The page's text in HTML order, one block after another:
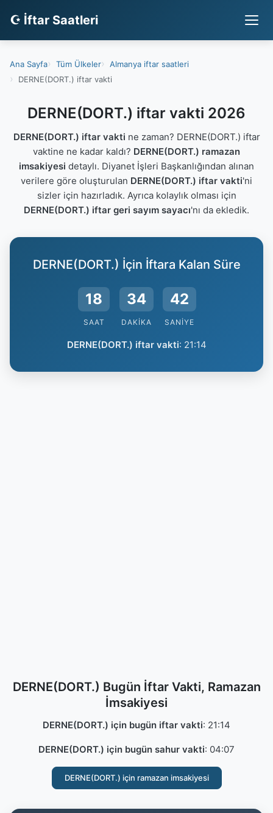
☪ İftar Saatleri
Ana Sayfa Tüm Ülkeler
Almanya iftar saatleri
DERNE(DORT.) iftar vakti
DERNE(DORT.) iftar vakti 2026
DERNE(DORT.) iftar vakti ne zaman? DERNE(DORT.) iftar
vaktine ne kadar kaldı? DERNE(DORT.) ramazan
imsakiyesi detaylı. Diyanet İşleri Başkanlığından alınan
verilere göre oluşturulan DERNE(DORT.) iftar vakti'ni
sizler için hazırladık. Ayrıca kolaylık olması için
DERNE(DORT.) iftar geri sayım sayacı'nı da ekledik.
DERNE(DORT.) İçin İftara Kalan Süre
18
SAAT
34
DAKIKA
41
SANIYE
DERNE(DORT.) iftar vakti: 21:14
DERNE(DORT.) Bugün İftar Vakti, Ramazan
İmsakiyesi
DERNE(DORT.) için bugün iftar vakti: 21:14
DERNE(DORT.) için bugün sahur vakti: 04:07
DERNE(DORT.) için ramazan imsakiyesi